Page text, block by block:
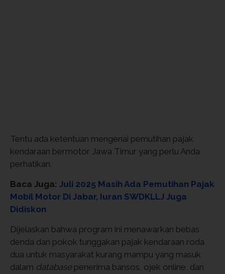
Tentu ada ketentuan mengenai pemutihan pajak
kendaraan bermotor Jawa Timur yang perlu Anda
perhatikan.
Baca Juga: Juli 2025 Masih Ada Pemutihan Pajak
Mobil Motor Di Jabar, Iuran SWDKLLJ Juga
Didiskon
Dijelaskan bahwa program ini menawarkan bebas
denda dan pokok tunggakan pajak kendaraan roda
dua untuk masyarakat kurang mampu yang masuk
dalam databasepenerima bansos, ojek online, dan